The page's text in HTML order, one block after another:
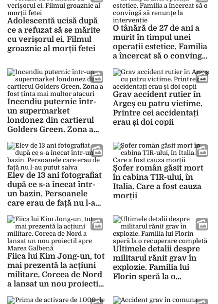
Adolescentă ucisă după
ce a refuzat să se mărite
cu verișorul ei. Filmul
groaznic al morții fetei
O tânără de 27 de ani a
murit în timpul unei
operații estetice. Familia
a încercat să o convingă
Incendiu puternic într-
un supermarket
londonez din cartierul
Golders Green. Zona a
atacuri
Grav accident rutier în
Argeș cu patru victime.
Printre cei accidentați
erau și doi copii
Elev de 13 ani fotografiat
după ce s-a înecat într-
un bazin. Persoanele
care erau de față nu l-au
Șofer român găsit mort
în cabina TIR-ului, în
Italia. Care a fost cauza
morții
Fiica lui Kim Jong-un, tot
mai prezentă la acțiuni
militare. Coreea de Nord
a lansat un nou proiectil
Ultimele detalii despre
militarul rănit grav în
explozie. Familia lui
Florin speră la o